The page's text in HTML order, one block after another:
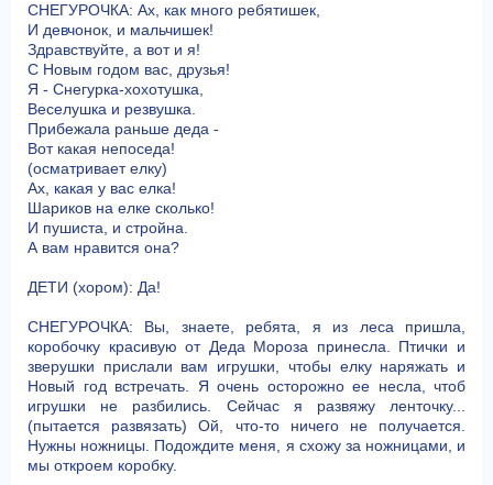
СНЕГУРОЧКА: Ах, как много ребятишек,
И девчонок, и мальчишек!
Здравствуйте, а вот и я!
С Новым годом вас, друзья!
Я - Снегурка-хохотушка,
Веселушка и резвушка.
Прибежала раньше деда -
Вот какая непоседа!
(осматривает елку)
Ах, какая у вас елка!
Шариков на елке сколько!
И пушиста, и стройна.
А вам нравится она?
ДЕТИ (хором): Да!
СНЕГУРОЧКА: Вы, знаете, ребята, я из леса пришла,
коробочку красивую от Деда Мороза принесла. Птички и
зверушки прислали вам игрушки, чтобы елку наряжать и
Новый год встречать. Я очень осторожно ее несла, чтоб
игрушки не разбились. Сейчас я развяжу ленточку...
(пытается развязать) Ой, что-то ничего не получается.
Нужны ножницы. Подождите меня, я схожу за ножницами, и
мы откроем коробку.